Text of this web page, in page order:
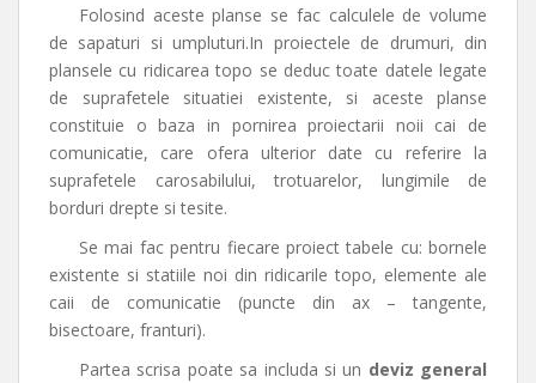
Folosind aceste planse se fac calculele de volume
de sapaturi si umpluturi.In proiectele de drumuri, din
plansele cu ridicarea topo se deduc toate datele legate
de suprafetele situatiei existente, si aceste planse
constituie o baza in pornirea proiectarii noii cai de
comunicatie, care ofera ulterior date cu referire la
suprafetele carosabilului, trotuarelor, lungimile de
borduri drepte si tesite.
Se mai fac pentru fiecare proiect tabele cu: bornele
existente si statiile noi din ridicarile topo, elemente ale
caii de comunicatie (puncte din ax – tangente,
bisectoare, franturi).
Partea scrisa poate sa includa si un deviz general